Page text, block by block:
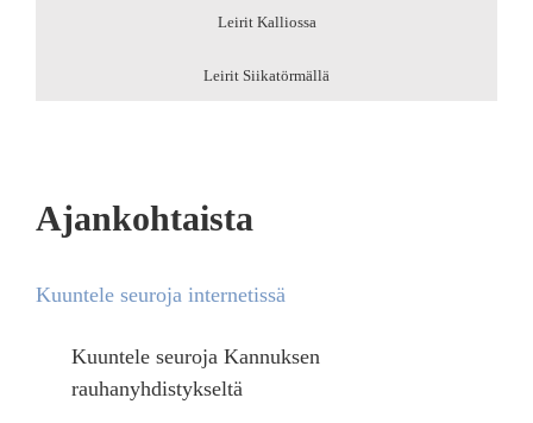
Leirit Kalliossa
Leirit Siikatörmällä
Ajankohtaista
Kuuntele seuroja internetissä
Kuuntele seuroja Kannuksen
rauhanyhdistykseltä